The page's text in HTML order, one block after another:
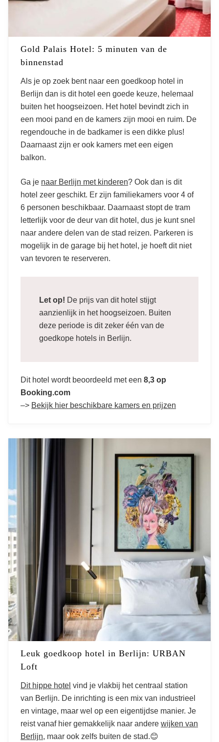
Gold Palais Hotel: 5 minuten van de
binnenstad
Als je op zoek bent naar een goedkoop hotel in
Berlijn dan is dit hotel een goede keuze, helemaal
buiten het hoogseizoen. Het hotel bevindt zich in
een mooi pand en de kamers zijn mooi en ruim. De
regendouche in de badkamer is een dikke plus!
Daarnaast zijn er ook kamers met een eigen
balkon.
Ga je naar Berlijn met kinderen? Ook dan is dit
hotel zeer geschikt. Er zijn familiekamers voor 4 of
6 personen beschikbaar. Daarnaast stopt de tram
letterlijk voor de deur van dit hotel, dus je kunt snel
naar andere delen van de stad reizen. Parkeren is
mogelijk in de garage bij het hotel, je hoeft dit niet
van tevoren te reserveren.
Let op! De prijs van dit hotel stijgt
aanzienlijk in het hoogseizoen. Buiten
deze periode is dit zeker één van de
goedkope hotels in Berlijn.
Dit hotel wordt beoordeeld met een 8,3 op
Booking.com
–> Bekijk hier beschikbare kamers en prijzen
Leuk goedkoop hotel in Berlijn: URBAN
Loft
Dit hippe hotel vind je vlakbij het centraal station
van Berlijn. De inrichting is een mix van industrieel
en vintage, maar wel op een eigentijdse manier. Je
reist vanaf hier gemakkelijk naar andere wijken van
Berlijn, maar ook zelfs buiten de stad.😊